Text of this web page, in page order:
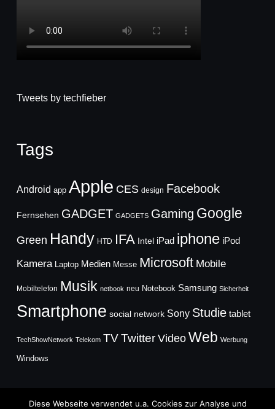
Tweets by techfieber
Tags
Android app Apple CES design Facebook
Fernsehen GADGET GADGETS Gaming Google
Green Handy HTD IFA Intel iPad iphone iPod
Kamera Laptop Medien Messe Microsoft Mobile
Mobiltelefon Musik netbook neu Notebook Samsung Sicherheit
Smartphone social network Sony Studie tablet
TechShowNetwork Telekom TVTwitter Video Web Werbung
Windows
Diese Webseite verwendet u.a. Cookies zur Analyse und